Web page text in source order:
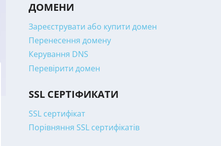
ДОМЕНИ
Зареєструвати або купити домен
Перенесення домену
Керування DNS
Перевірити домен
SSL СЕРТІФИКАТИ
SSL сертифікат
Порівняння SSL сертифікатів